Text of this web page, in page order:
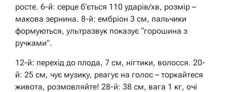
росте. 6-й: серце б’ється 110 ударів/хв, розмір –
макова зернина. 8-й: ембріон 3 см, пальчики
формуються, ультразвук показує “горошина з
ручками”.
12-й: перехід до плода, 7 см, нігтики, волосся. 20-
й: 25 см, чує музику, реагує на голос – торкайтеся
живота, розмовляйте! 28-й: 38 см, вага 1 кг, очі